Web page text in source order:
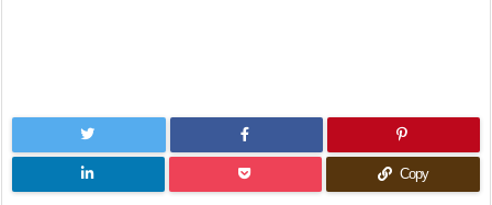
Copy